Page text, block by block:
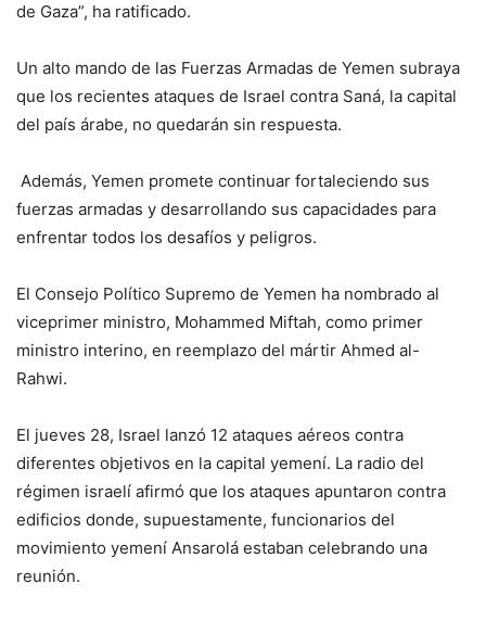
de Gaza”, ha ratificado.
Un alto mando de las Fuerzas Armadas de Yemen subraya
que los recientes ataques de Israel contra Saná, la capital
del país árabe, no quedarán sin respuesta.
Además, Yemen promete continuar fortaleciendo sus
fuerzas armadas y desarrollando sus capacidades para
enfrentar todos los desafíos y peligros.
El Consejo Político Supremo de Yemen ha nombrado al
viceprimer ministro, Mohammed Miftah, como primer
ministro interino, en reemplazo del mártir Ahmed al-
Rahwi.
El jueves 28, Israel lanzó 12 ataques aéreos contra
diferentes objetivos en la capital yemení. La radio del
régimen israelí afirmó que los ataques apuntaron contra
edificios donde, supuestamente, funcionarios del
movimiento yemení Ansarolá estaban celebrando una
reunión.